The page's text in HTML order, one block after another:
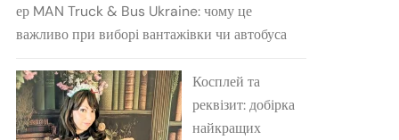
ер MAN Truck & Bus Ukraine: чому це
важливо при виборі вантажівки чи автобуса
Косплей та
реквізит: добірка
найкращих